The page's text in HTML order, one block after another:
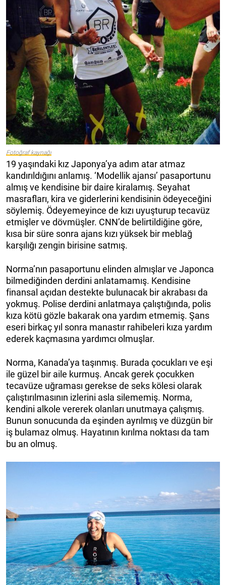
Fotoğraf kaynağı
19 yaşındaki kız Japonya’ya adım atar atmaz
kandırıldığını anlamış. ‘Modellik ajansı’ pasaportunu
almış ve kendisine bir daire kiralamış. Seyahat
masrafları, kira ve giderlerini kendisinin ödeyeceğini
söylemiş. Ödeyemeyince de kızı uyuşturup tecavüz
etmişler ve dövmüşler. CNN’de belirtildiğine göre,
kısa bir süre sonra ajans kızı yüksek bir meblağ
karşılığı zengin birisine satmış.
Norma’nın pasaportunu elinden almışlar ve Japonca
bilmediğinden derdini anlatamamış. Kendisine
finansal açıdan destekte bulunacak bir akrabası da
yokmuş. Polise derdini anlatmaya çalıştığında, polis
kıza kötü gözle bakarak ona yardım etmemiş. Şans
eseri birkaç yıl sonra manastır rahibeleri kıza yardım
ederek kaçmasına yardımcı olmuşlar.
Norma, Kanada’ya taşınmış. Burada çocukları ve eşi
ile güzel bir aile kurmuş. Ancak gerek çocukken
tecavüze uğraması gerekse de seks kölesi olarak
çalıştırılmasının izlerini asla silememiş. Norma,
kendini alkole vererek olanları unutmaya çalışmış.
Bunun sonucunda da eşinden ayrılmış ve düzgün bir
iş bulamaz olmuş. Hayatının kırılma noktası da tam
bu an olmuş.